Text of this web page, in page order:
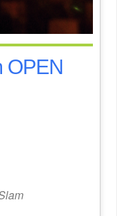
OPEN